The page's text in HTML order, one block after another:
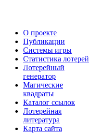
О проекте
Публикации
Системы игры
Статистика лотерей
Лотерейный
генератор
Магические
квадраты
Каталог ссылок
Лотерейная
литература
Карта сайта